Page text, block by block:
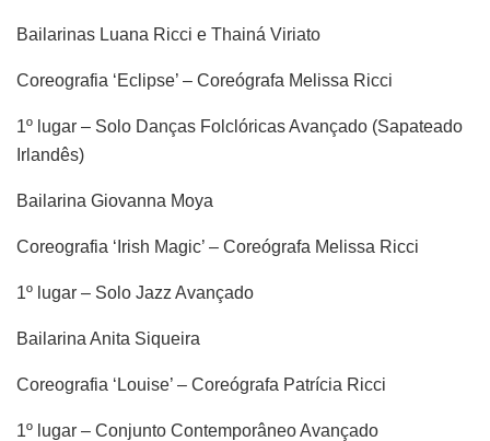
Bailarinas Luana Ricci e Thainá Viriato
Coreografia ‘Eclipse’ – Coreógrafa Melissa Ricci
1º lugar – Solo Danças Folclóricas Avançado (Sapateado
Irlandês)
Bailarina Giovanna Moya
Coreografia ‘Irish Magic’ – Coreógrafa Melissa Ricci
1º lugar – Solo Jazz Avançado
Bailarina Anita Siqueira
Coreografia ‘Louise’ – Coreógrafa Patrícia Ricci
1º lugar – Conjunto Contemporâneo Avançado